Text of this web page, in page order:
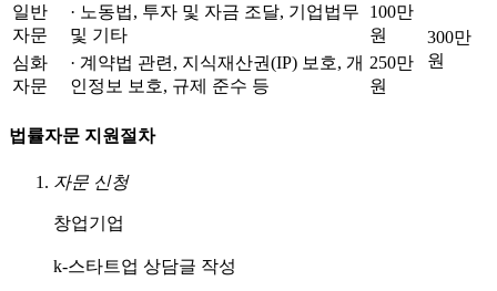
일반
자문
· 노동법, 투자 및 자금 조달, 기업법무
및 기타
100만
원
300만
원
심화
자문
· 계약법 관련, 지식재산권(IP) 보호, 개
인정보 보호, 규제 준수 등
250만
원
법률자문 지원절차
자문 신청
창업기업
k-스타트업 상담글 작성